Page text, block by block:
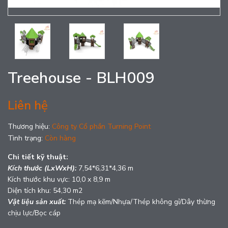
Treehouse - BLH009
Liên hệ
Thương hiệu: Công ty Cổ phần Turning Point
Tình trạng: Còn hàng
Chi tiết kỹ thuật:
Kích thước (LxWxH): 7,54*6,31*4,36 m
Kích thước khu vực: 10,0 x 8,9 m
Diện tích khu: 54,30 m2
Vật liệu sản xuất: Thép mạ kẽm/Nhựa/Thép không gỉ/Dây thừng
chịu lực/Bọc cáp